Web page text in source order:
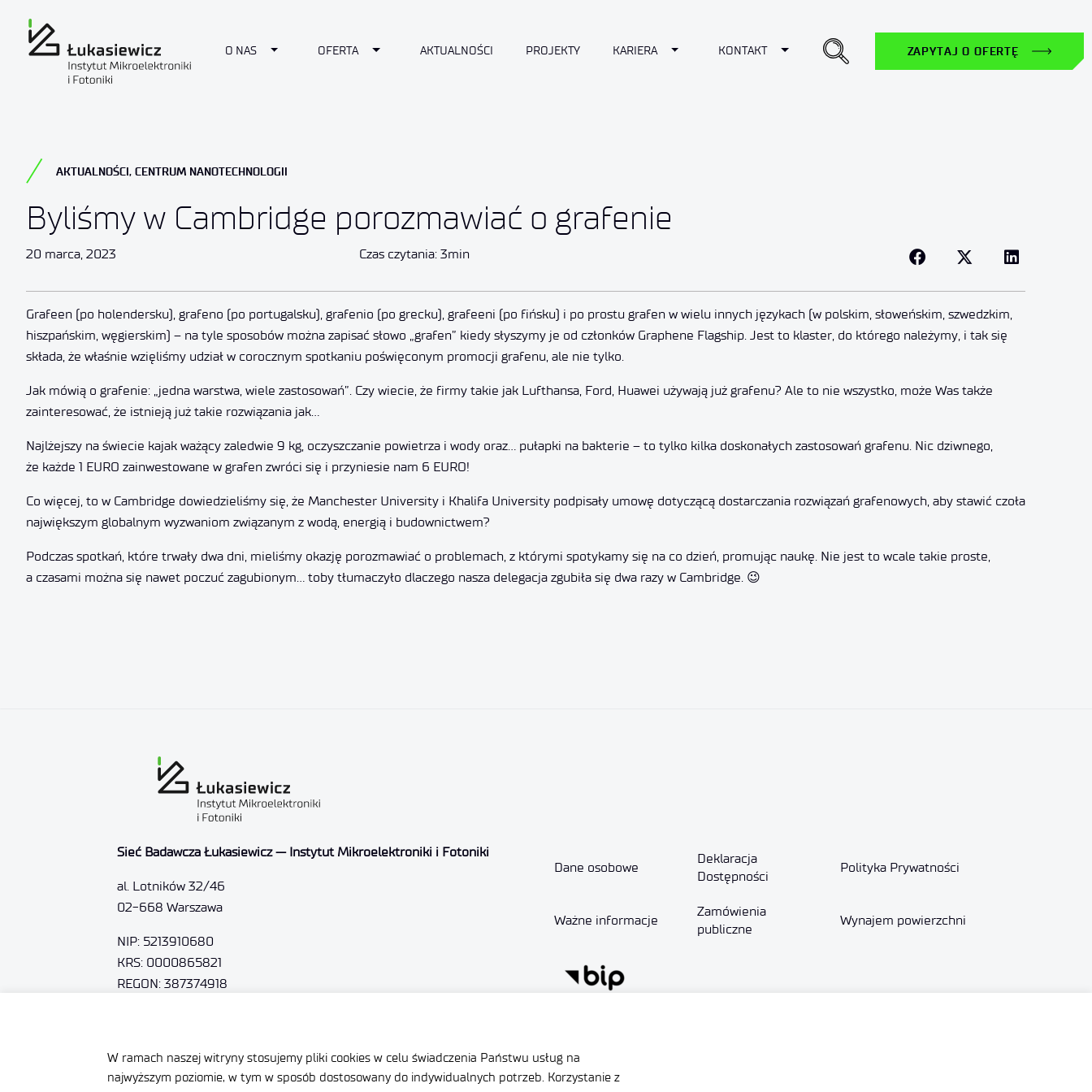
W ramach naszej witryny stosujemy pliki cookies w celu świadczenia Państwu usług na
najwyższym poziomie, w tym w sposób dostosowany do indywidualnych potrzeb. Korzystanie z
O NAS Toggle Dropdown
OFERTA Toggle Dropdown
AKTUALNOŚCI PROJEKTY KARIERA Toggle Dropdown
KONTAKT Toggle Dropdown ZAPYTAJ O OFERTĘ
AKTUALNOŚCI, CENTRUM NANOTECHNOLOGII
Byliśmy w Cambridge porozmawiać o grafenie
20 marca, 2023 Czas czytania: 3min
Grafeen (po holendersku), grafeno (po portugalsku), grafenio (po grecku), grafeeni (po fińsku) i po prostu grafen w wielu innych językach (w polskim, słoweńskim, szwedzkim,
hiszpańskim, węgierskim) – na tyle sposobów można zapisać słowo „grafen” kiedy słyszymy je od członków Graphene Flagship. Jest to klaster, do którego należymy, i tak się
składa, że właśnie wzięliśmy udział w corocznym spotkaniu poświęconym promocji grafenu, ale nie tylko.
Jak mówią o grafenie: „jedna warstwa, wiele zastosowań”. Czy wiecie, że firmy takie jak Lufthansa, Ford, Huawei używają już grafenu? Ale to nie wszystko, może Was także
zainteresować, że istnieją już takie rozwiązania jak…
Najlżejszy na świecie kajak ważący zaledwie 9 kg, oczyszczanie powietrza i wody oraz… pułapki na bakterie – to tylko kilka doskonałych zastosowań grafenu. Nic dziwnego,
że każde 1 EURO zainwestowane w grafen zwróci się i przyniesie nam 6 EURO!
Co więcej, to w Cambridge dowiedzieliśmy się, że Manchester University i Khalifa University podpisały umowę dotyczącą dostarczania rozwiązań grafenowych, aby stawić czoła
największym globalnym wyzwaniom związanym z wodą, energią i budownictwem?
Podczas spotkań, które trwały dwa dni, mieliśmy okazję porozmawiać o problemach, z którymi spotykamy się na co dzień, promując naukę. Nie jest to wcale takie proste,
a czasami można się nawet poczuć zagubionym… toby tłumaczyło dlaczego nasza delegacja zgubiła się dwa razy w Cambridge. 😉
Sieć Badawcza Łukasiewicz — Instytut Mikroelektroniki i Fotoniki
al. Lotników 32/46
02-668 Warszawa
NIP: 5213910680
KRS: 0000865821
REGON: 387374918
+48 22 54 87 816
Dane osobowe
Deklaracja
Dostępności
Polityka Prywatności
Ważne informacje
Zamówienia
publiczne
Wynajem powierzchni
LinkedIn